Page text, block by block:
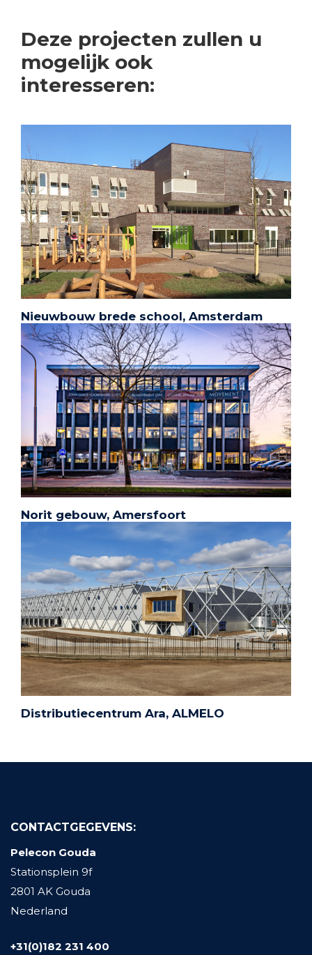
Deze projecten zullen u
mogelijk ook
interesseren:
Nieuwbouw brede school, Amsterdam
Norit gebouw, Amersfoort
Distributiecentrum Ara, ALMELO
CONTACTGEGEVENS:
Pelecon Gouda
Stationsplein 9f
2801 AK Gouda
Nederland
+31(0)182 231 400